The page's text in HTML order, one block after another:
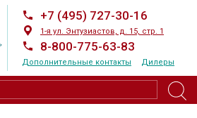
+7 (495) 727-30-16
1-я ул. Энтузиастов, д. 15, стр. 1
8-800-775-63-83
Дополнительные контакты Дилеры